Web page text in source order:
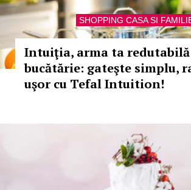
SHOPPING CASA SI
Intuiţia, arma ta
bucătărie: gateşte simplu,
uşor cu Tefal Intuition!